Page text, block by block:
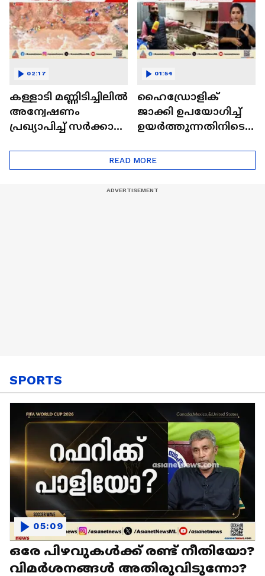
കള്ളാടി മണ്ണിടിച്ചിലിൽ
അന്വേഷണം
പ്രഖ്യാപിച്ച് സർക്കാർ;
പഠനങ്ങൾക്ക് ശേഷം
02:17
ഹൈഡ്രോളിക്
ജാക്കി ഉപയോഗിച്ച്
ഉയർത്തുന്നതിനിടെ
പൊളിച്ച് മാറ്റണമെന്ന്
ഫയർ ഫോഴ്‌സ്
01:54
READ MORE
SPORTS
ഒരേ പിഴവുകൾക്ക് രണ്ട് നീതിയോ?
വിമർശനങ്ങൾ അതിരുവിടുന്നോ?
05:09